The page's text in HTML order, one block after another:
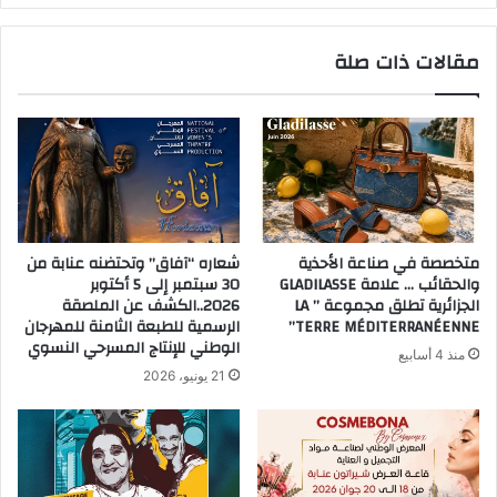
مقالات ذات صلة
متخصصة في صناعة الأحذية
والحقائب … علامة GLADILASSE
الجزائرية تطلق مجموعة ” LA
TERRE MÉDITERRANÉENNE”
منذ 4 أسابيع
شعاره “آفاق” وتحتضنه عنابة من
30 سبتمبر إلى 5 أكتوبر
2026..الكشف عن الملصقة
الرسمية للطبعة الثامنة للمهرجان
الوطني للإنتاج المسرحي النسوي
21 يونيو، 2026